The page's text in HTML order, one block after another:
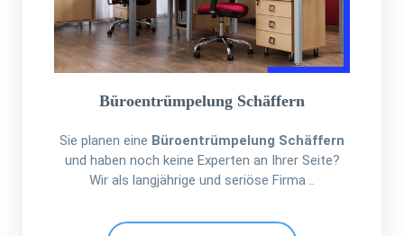
Büroentrümpelung Schäffern
Sie planen eine Büroentrümpelung Schäffern
und haben noch keine Experten an Ihrer Seite?
Wir als langjährige und seriöse Firma ..